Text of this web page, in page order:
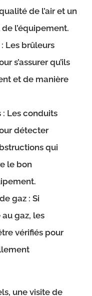
de l’air et un
l’équipement.
Les brûleurs
s’assurer qu’ils
et de manière
Les conduits
détecter
qui
le bon
gaz : Si
gaz, les
vérifiés pour
une visite de